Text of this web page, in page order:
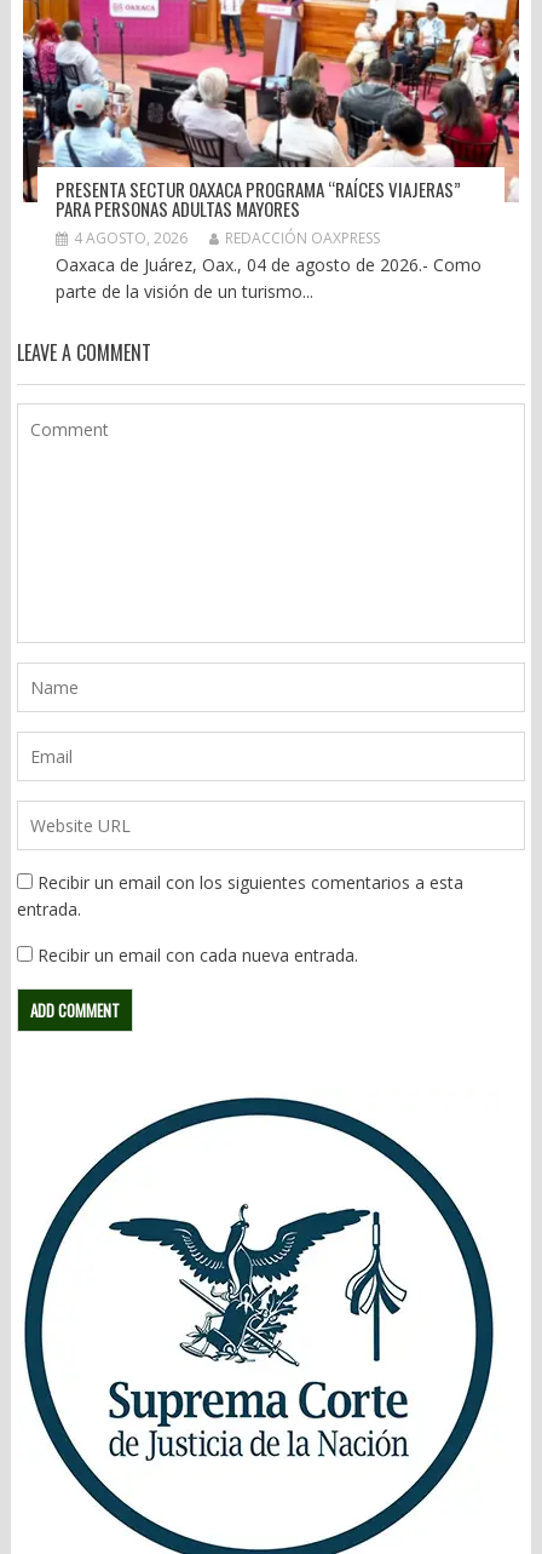
PRESENTA SECTUR OAXACA PROGRAMA “RAÍCES VIAJERAS”
PARA PERSONAS ADULTAS MAYORES
4 AGOSTO, 2026 REDACCIÓN OAXPRESS
Oaxaca de Juárez, Oax., 04 de agosto de 2026.- Como
parte de la visión de un turismo...
LEAVE A COMMENT
Recibir un email con los siguientes comentarios a esta
entrada.
Recibir un email con cada nueva entrada.